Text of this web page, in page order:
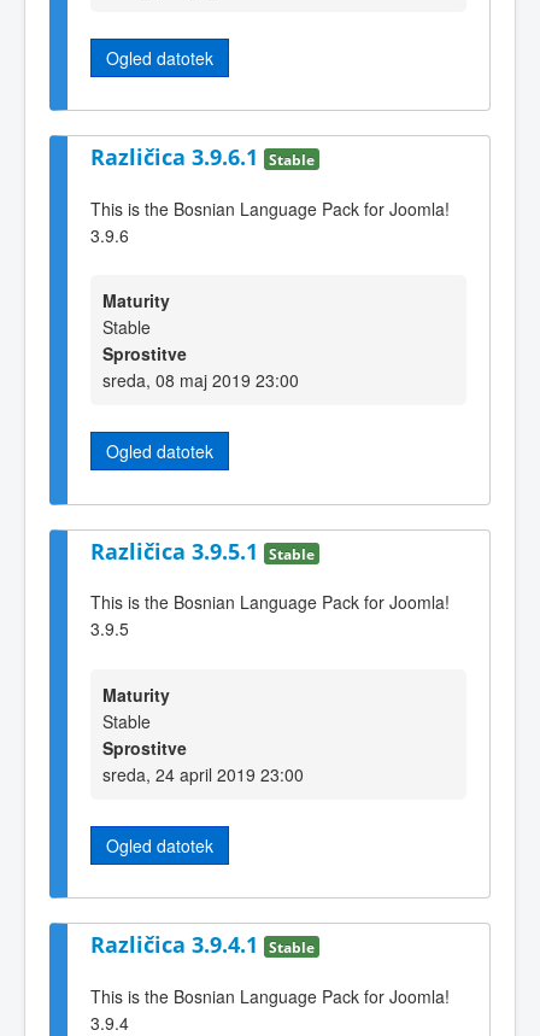
Ogled datotek
Različica 3.9.6.1 Stable
This is the Bosnian Language Pack for Joomla!
3.9.6
Maturity
Stable
Sprostitve
sreda, 08 maj 2019 23:00
Ogled datotek
Različica 3.9.5.1 Stable
This is the Bosnian Language Pack for Joomla!
3.9.5
Maturity
Stable
Sprostitve
sreda, 24 april 2019 23:00
Ogled datotek
Različica 3.9.4.1 Stable
This is the Bosnian Language Pack for Joomla!
3.9.4